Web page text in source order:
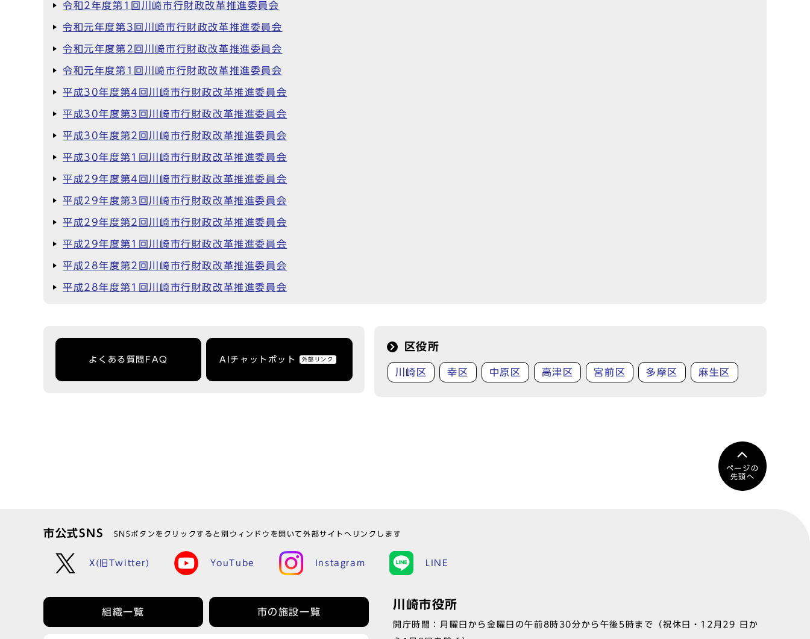
令和2年度第1回川崎市行財政改革推進委員会
令和元年度第3回川崎市行財政改革推進委員会
令和元年度第2回川崎市行財政改革推進委員会
令和元年度第1回川崎市行財政改革推進委員会
平成30年度第4回川崎市行財政改革推進委員会
平成30年度第3回川崎市行財政改革推進委員会
平成30年度第2回川崎市行財政改革推進委員会
平成30年度第1回川崎市行財政改革推進委員会
平成29年度第4回川崎市行財政改革推進委員会
平成29年度第3回川崎市行財政改革推進委員会
平成29年度第2回川崎市行財政改革推進委員会
平成29年度第1回川崎市行財政改革推進委員会
平成28年度第2回川崎市行財政改革推進委員会
平成28年度第1回川崎市行財政改革推進委員会
よくある質問FAQ AIチャットボット 外部リンク
区役所
川崎区 幸区 中原区 高津区 宮前区 多摩区 麻生区
ページの
先頭へ
市公式SNS SNSボタンをクリックすると別ウィンドウを開いて外部サイトへリンクします
X(旧Twitter) YouTube Instagram LINE
組織一覧 市の施設一覧
川崎市役所
開庁時間：月曜日から金曜日の午前8時30分から午後5時まで（祝休日・12月29 日か